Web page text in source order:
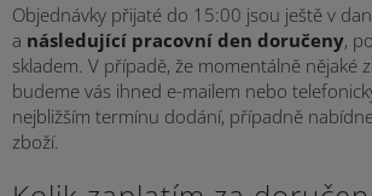
Objednávky přijaté do 15:00 jsou ještě v
a následující pracovní den doručeny,
skladem. V případě, že momentálně nějaké
budeme vás ihned e-mailem nebo
nejbližším termínu dodání, případně
zboží.